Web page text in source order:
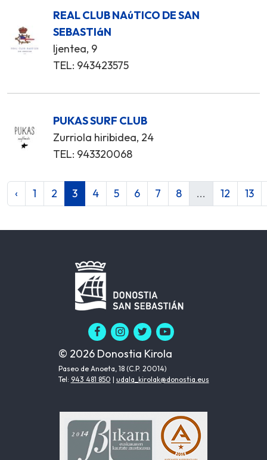
REAL CLUB NAúTICO DE SAN
SEBASTIáN
Ijentea, 9
TEL: 943423575
PUKAS SURF CLUB
Zurriola hiribidea, 24
TEL: 943320068
‹ 1 2 3 4 5 6 7 8 ... 12 13
© 2026 Donostia Kirola
Paseo de Anoeta, 18 (C.P. 20014)
Tel: 943 481 850 | udala_kirolak@donostia.eus